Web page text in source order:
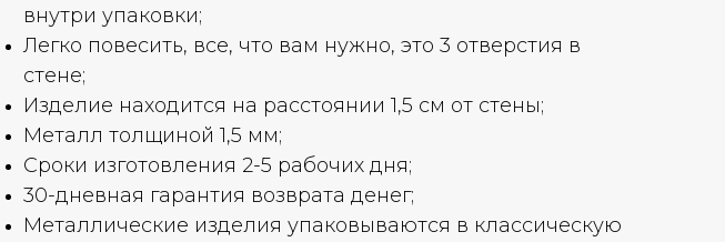
внутри упаковки;
Легко повесить, все, что вам нужно, это 3 отверстия в
стене;
Изделие находится на расстоянии 1,5 см от стены;
Металл толщиной 1,5 мм;
Сроки изготовления 2-5 рабочих дня;
30-дневная гарантия возврата денег;
Металлические изделия упаковываются в классическую